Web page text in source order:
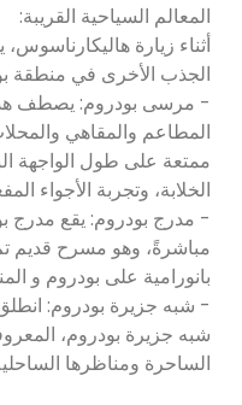
المعالم السياحية القريبة:
أثناء زيارة
الجذب الأخرى في منطقة
- مرسى بودروم: يصطف هذا
المطاعم والمقاهي
ممتعة على طول الواجهة
الخلابة، وتجربة الأجواء
- مدرج بودروم: يقع مدرج
مباشرةً، وهو مسرح قديم
بانورامية على بودروم و
- شبه جزيرة بودروم:
شبه جزيرة بودروم،
الساحرة ومناظرها